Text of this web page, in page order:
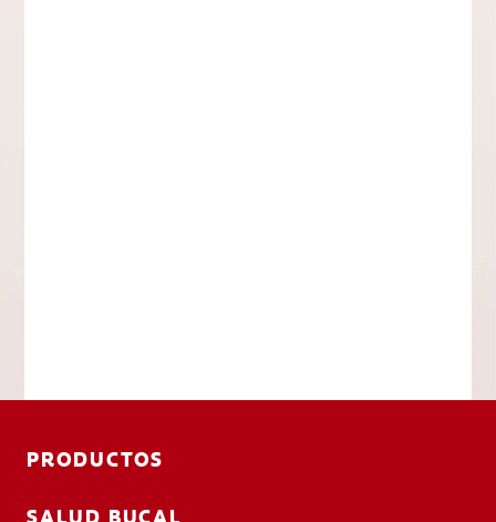
PRODUCTOS